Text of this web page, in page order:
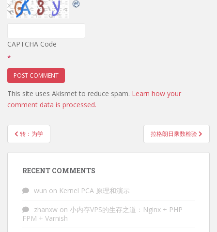
CAPTCHA Code
*
This site uses Akismet to reduce spam. Learn how your
comment data is processed.
Post
navigation
转：为学 拉格朗日乘数检验
RECENT COMMENTS
wun on Kernel PCA 原理和演示
zhanxw on 小内存VPS的生存之道：Nginx + PHP
FPM + Varnish